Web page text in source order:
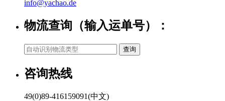
info@yachao.de
物流查询（输入运单号）：
咨询热线
49(0)89-416159091(中文)